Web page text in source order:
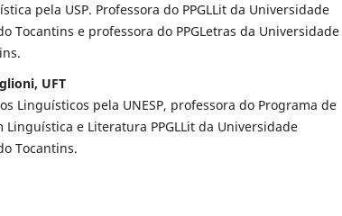
pela USP. Professora do PPGLLit da Universidade
Tocantins e professora do PPGLetras da Universidade
UFT
Linguísticos pela UNESP, professora do Programa de
Linguística e Literatura PPGLLit da Universidade
Tocantins.